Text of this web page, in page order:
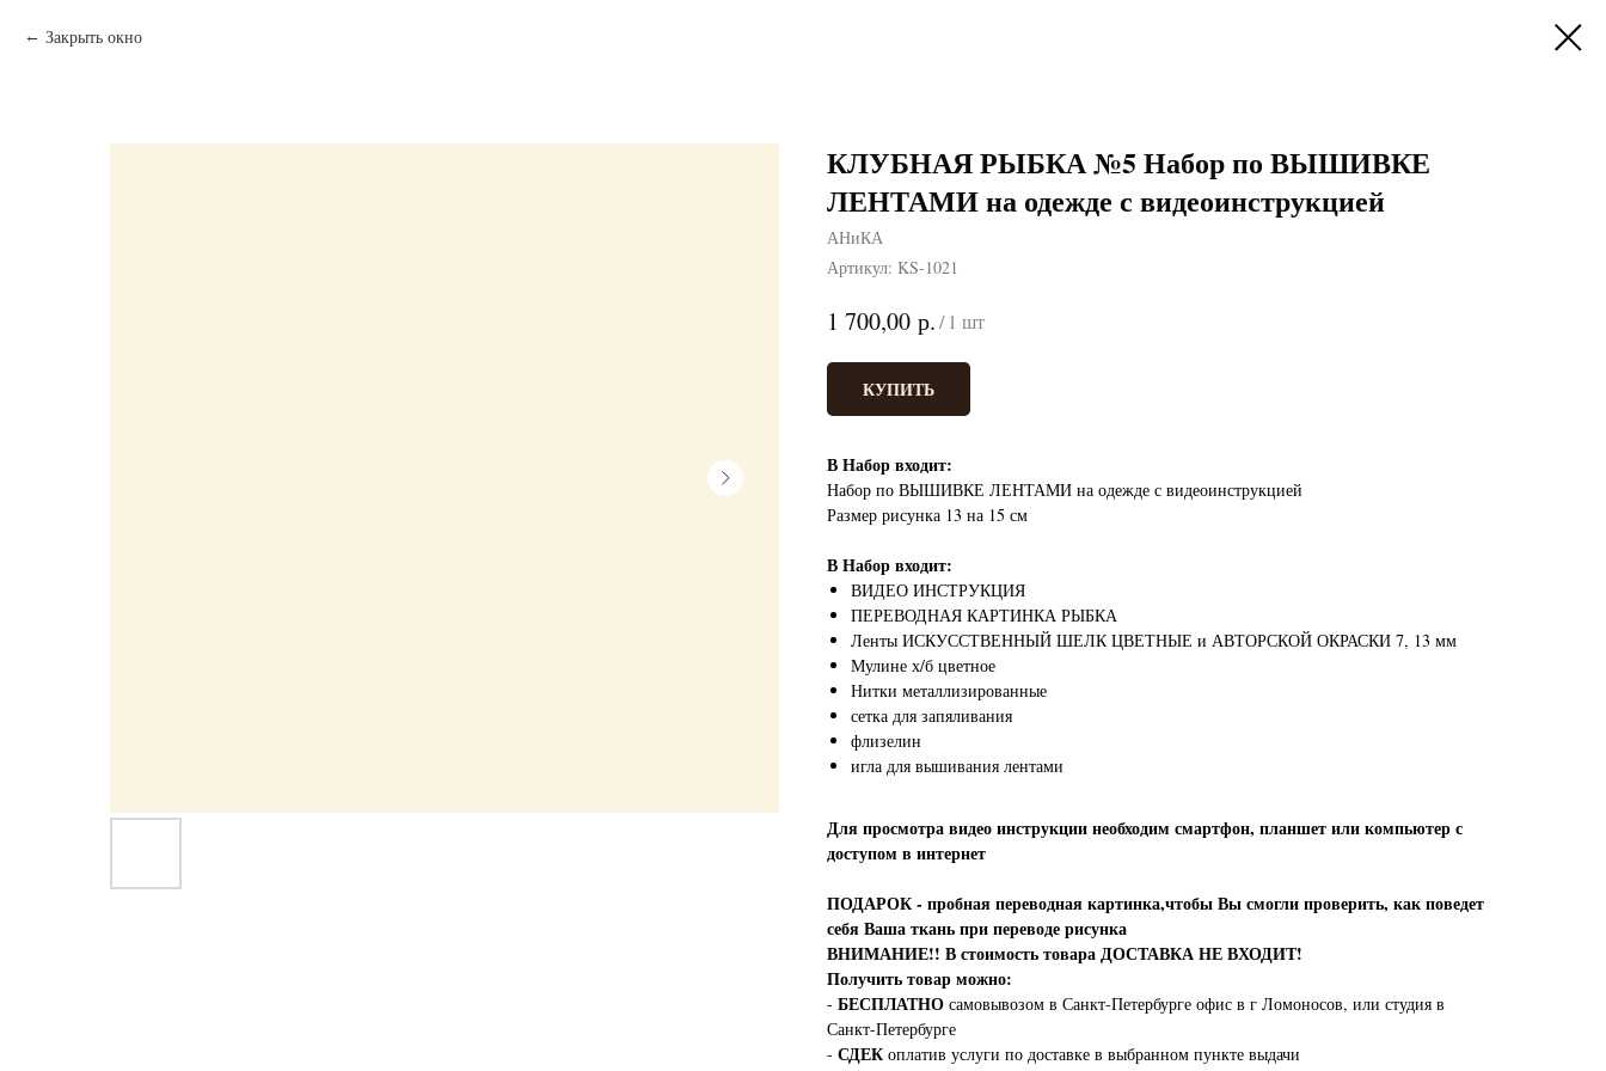
Закрыть окно
КЛУБНАЯ РЫБКА №5 Набор по ВЫШИВКЕ
ЛЕНТАМИ на одежде с видеоинструкцией
АНиКА
Артикул: KS-1021
1 700,00 р./ 1 шт
КУПИТЬ
В Набор входит:
Набор по ВЫШИВКЕ ЛЕНТАМИ на одежде с видеоинструкцией
Размер рисунка 13 на 15 см
В Набор входит:
ВИДЕО ИНСТРУКЦИЯ
ПЕРЕВОДНАЯ КАРТИНКА РЫБКА
Ленты ИСКУССТВЕННЫЙ ШЕЛК ЦВЕТНЫЕ и АВТОРСКОЙ ОКРАСКИ 7, 13 мм
Мулине х/б цветное
Нитки металлизированные
сетка для запяливания
флизелин
игла для вышивания лентами
Для просмотра видео инструкции необходим смартфон, планшет или компьютер с
доступом в интернет
ПОДАРОК - пробная переводная картинка,чтобы Вы смогли проверить, как поведет
себя Ваша ткань при переводе рисунка
ВНИМАНИЕ!! В стоимость товара ДОСТАВКА НЕ ВХОДИТ!
Получить товар можно:
- БЕСПЛАТНО самовывозом в Санкт-Петербурге офис в г Ломоносов, или студия в
Санкт-Петербурге
- СДЕК оплатив услуги по доставке в выбранном пункте выдачи